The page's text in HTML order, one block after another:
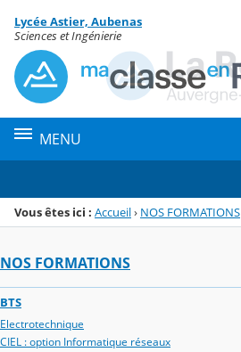
Menu de la rubrique
Contenu
Lycée Astier, Aubenas
Sciences et Ingénierie
MENU
Vous êtes ici : Accueil› NOS FORMATIONS
NOS FORMATIONS
BTS
Electrotechnique
CIEL : option Informatique réseaux